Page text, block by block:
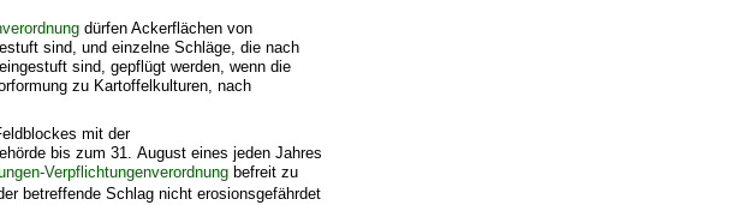
dürfen Ackerflächen von
sind, und einzelne Schläge, die nach
sind, gepflügt werden, wenn die
zu Kartoffelkulturen, nach
mit der
bis zum 31. August eines jeden Jahres
Verpflichtungenverordnung befreit zu
betreffende Schlag nicht erosionsgefährdet